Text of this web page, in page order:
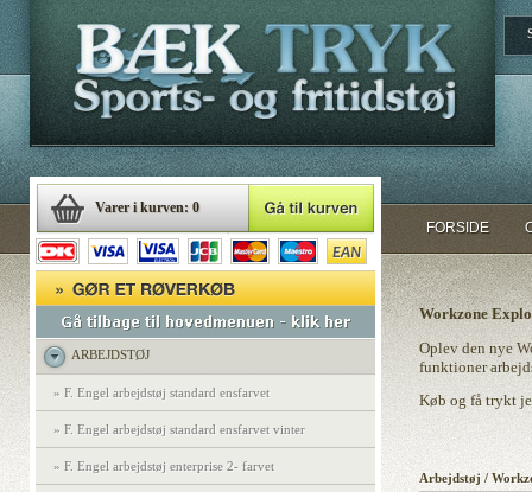
FORSIDE
Varer i kurven: 0
ARBEJDSTØJ
» F. Engel arbejdstøj standard ensfarvet
» F. Engel arbejdstøj standard ensfarvet vinter
» F. Engel arbejdstøj enterprise 2- farvet
Workzone
Oplev den nye
funktioner
Køb og få trykt
Arbejdstøj /